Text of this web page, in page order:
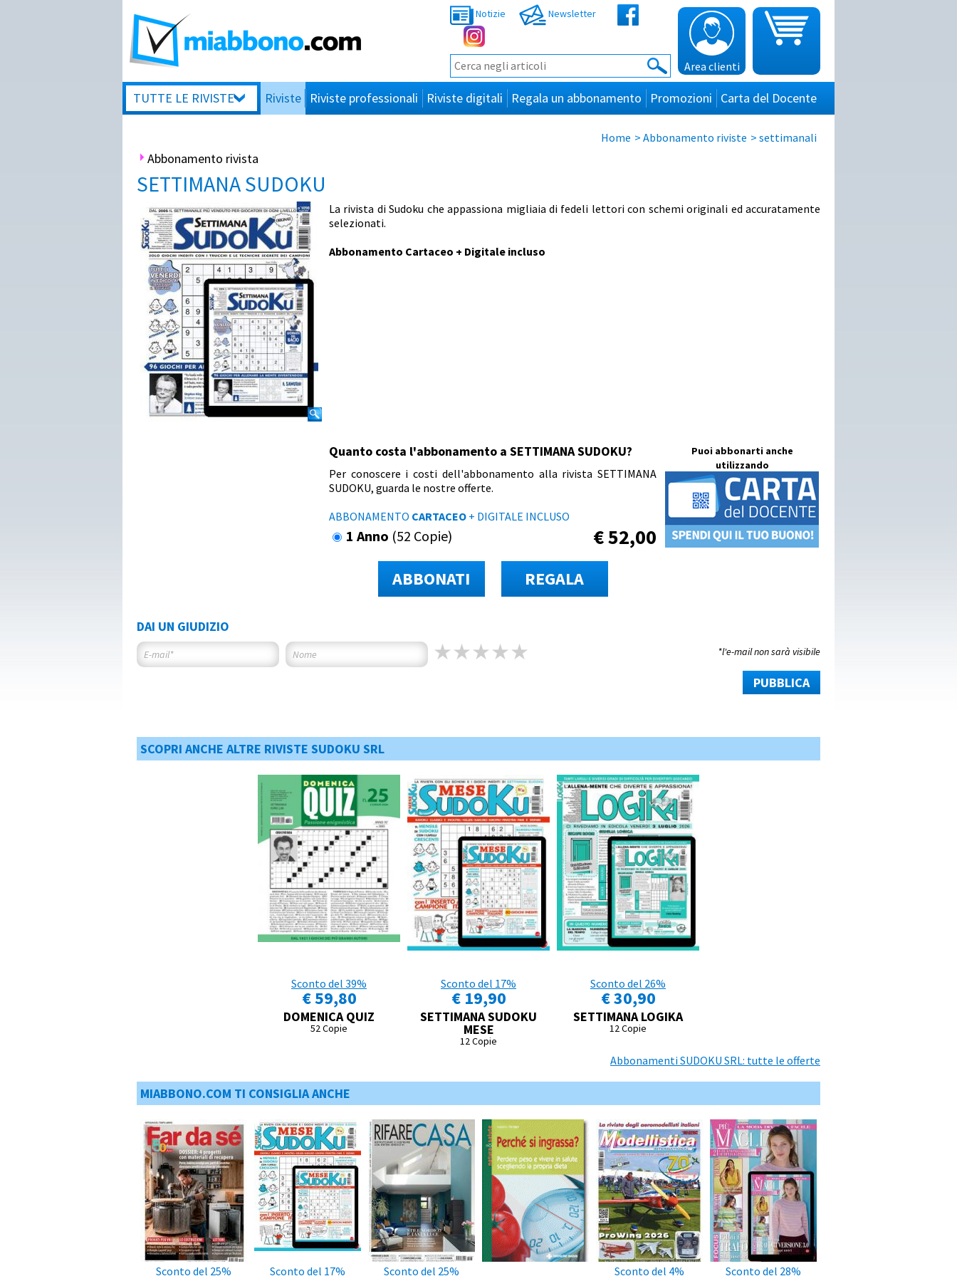
Notizie Newsletter
Area clienti
TUTTE LE RIVISTE Riviste Riviste professionali Riviste digitali Regala un abbonamento Promozioni Carta del Docente
Home > Abbonamento riviste > settimanali
Abbonamento rivista
SETTIMANA SUDOKU
La rivista di Sudoku che appassiona migliaia di fedeli lettori con schemi originali ed accuratamente
selezionati.
Abbonamento Cartaceo + Digitale incluso
Quanto costa l'abbonamento a SETTIMANA SUDOKU?
Per conoscere i costi dell'abbonamento alla rivista SETTIMANA
SUDOKU, guarda le nostre offerte.
ABBONAMENTO CARTACEO + DIGITALE INCLUSO
1 Anno (52 Copie) €52,00
ABBONATI REGALA
Puoi abbonarti anche
utilizzando
DAI UN GIUDIZIO
*l'e-mail non sarà visibile
PUBBLICA
SCOPRI ANCHE ALTRE RIVISTE SUDOKU SRL
Sconto del 39%
€ 59,80
DOMENICA QUIZ
52 Copie
Sconto del 17%
€ 19,90
SETTIMANA SUDOKU
MESE
12 Copie
Sconto del 26%
€ 30,90
SETTIMANA LOGIKA
12 Copie
Abbonamenti SUDOKU SRL: tutte le offerte
MIABBONO.COM TI CONSIGLIA ANCHE
Sconto del 25% Sconto del 17% Sconto del 25% Sconto del 4% Sconto del 28%